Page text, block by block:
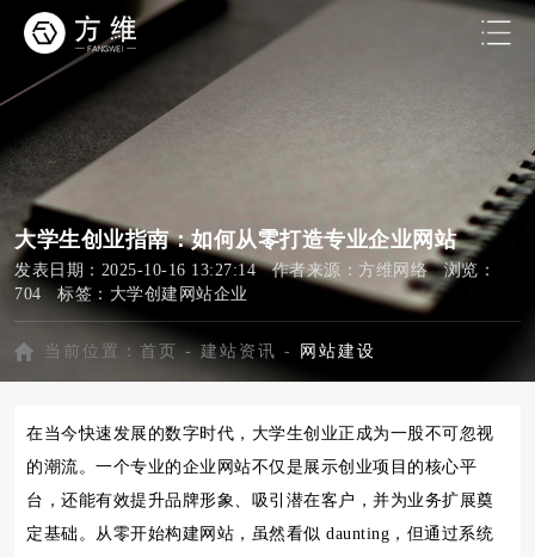
大学生创业指南：如何从零打造专业企业网站
发表日期：2025-10-16 13:27:14 作者来源：方维网络 浏览：
704 标签： 大学创建网站企业
当前位置： 首页 - 建站资讯 - 网站建设
在当今快速发展的数字时代，大学生创业正成为一股不可忽视
的潮流。一个专业的企业网站不仅是展示创业项目的核心平
台，还能有效提升品牌形象、吸引潜在客户，并为业务扩展奠
定基础。从零开始构建网站，虽然看似 daunting，但通过系统